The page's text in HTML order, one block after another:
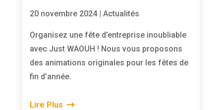
20 novembre 2024| Actualités
Organisez une fête d’entreprise inoubliable
avec Just WAOUH ! Nous vous proposons
des animations originales pour les fêtes de
fin d’année.
Lire Plus